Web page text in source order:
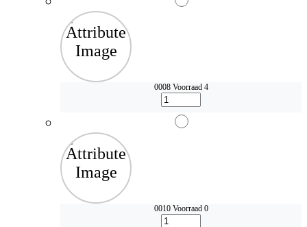
0008 Voorraad 4
0010 Voorraad 0